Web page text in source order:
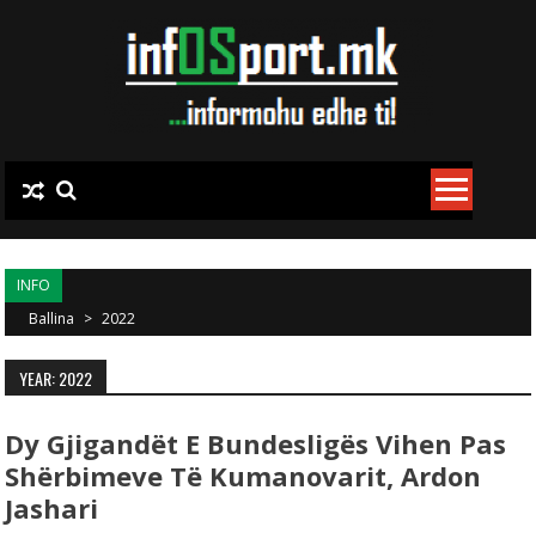
INFO
Ballina > 2022
YEAR: 2022
Dy Gjigandët E Bundesligës Vihen Pas
Shërbimeve Të Kumanovarit, Ardon
Jashari